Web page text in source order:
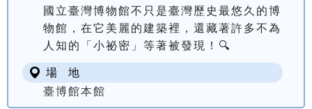
國立臺灣博物館不只是臺灣歷史最悠久的博
物館，在它美麗的建築裡，還藏著許多不為
人知的「小祕密」等著被發現！🔍
場 地
臺博館本館